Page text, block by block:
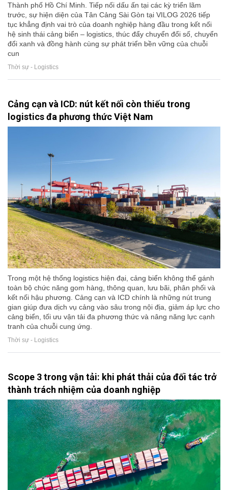
Thành phố Hồ Chí Minh. Tiếp nối dấu ấn tại các kỳ triển lãm
trước, sự hiện diện của Tân Cảng Sài Gòn tại VILOG 2026 tiếp
tục khẳng định vai trò của doanh nghiệp hàng đầu trong kết nối
hệ sinh thái cảng biển – logistics, thúc đẩy chuyển đổi số, chuyển
đổi xanh và đồng hành cùng sự phát triển bền vững của chuỗi
cun
Thời sự - Logistics
Cảng cạn và ICD: nút kết nối còn thiếu trong
logistics đa phương thức Việt Nam
Trong một hệ thống logistics hiện đại, cảng biển không thể gánh
toàn bộ chức năng gom hàng, thông quan, lưu bãi, phân phối và
kết nối hậu phương. Cảng cạn và ICD chính là những nút trung
gian giúp đưa dịch vụ cảng vào sâu trong nội địa, giảm áp lực cho
cảng biển, tối ưu vận tải đa phương thức và nâng năng lực cạnh
tranh của chuỗi cung ứng.
Thời sự - Logistics
Scope 3 trong vận tải: khi phát thải của đối tác trở
thành trách nhiệm của doanh nghiệp